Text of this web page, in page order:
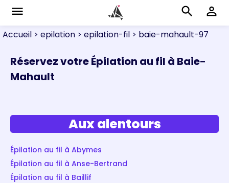
menu search perm_identity
Accueil > epilation > epilation-fil > baie-mahault-97
Réservez votre Épilation au fil à Baie-
Mahault
Aux alentours
Épilation au fil à Abymes
Épilation au fil à Anse-Bertrand
Épilation au fil à Baillif